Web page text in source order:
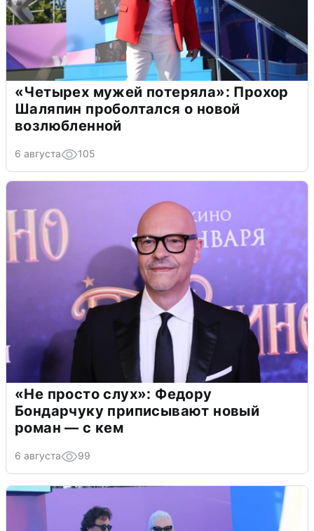
«Четырех мужей потеряла»: Прохор
Шаляпин проболтался о новой
возлюбленной
6 августа 105
«Не просто слух»: Федору
Бондарчуку приписывают новый
роман — с кем
6 августа 99